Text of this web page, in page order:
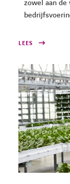
zowel aan de
LEES